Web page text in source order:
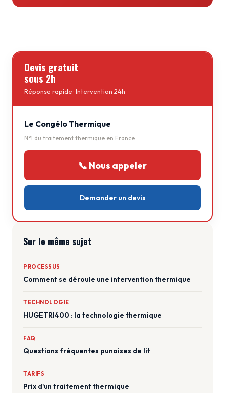
Devis gratuit
sous 2h
Réponse rapide · Intervention 24h
Le Congélo Thermique
N°1 du traitement thermique en France
📞 Nous appeler
Demander un devis
Sur le même sujet
PROCESSUS
Comment se déroule une intervention thermique
TECHNOLOGIE
HUGETRI400 : la technologie thermique
FAQ
Questions fréquentes punaises de lit
TARIFS
Prix d'un traitement thermique